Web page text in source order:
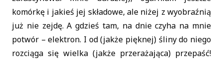
komórkę i jakieś jej składowe, ale niżej z wyobraźnią
już nie zejdę. A gdzieś tam, na dnie czyha na mnie
potwór – elektron. I od (jakże pięknej) śliny do niego
rozciąga się wielka (jakże przerażająca) przepaść!